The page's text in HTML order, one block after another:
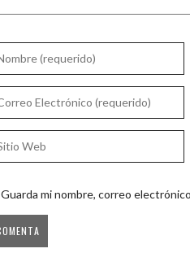
Guarda mi nombre, correo